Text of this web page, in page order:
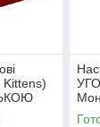
Kittens)